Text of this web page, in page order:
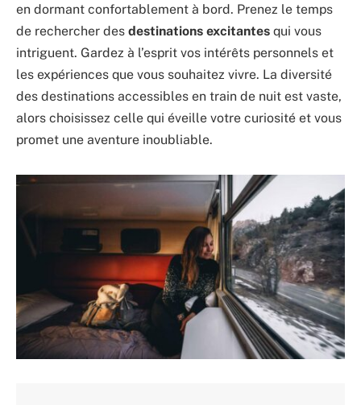
en dormant confortablement à bord. Prenez le temps
de rechercher des destinations excitantes qui vous
intriguent. Gardez à l’esprit vos intérêts personnels et
les expériences que vous souhaitez vivre. La diversité
des destinations accessibles en train de nuit est vaste,
alors choisissez celle qui éveille votre curiosité et vous
promet une aventure inoubliable.